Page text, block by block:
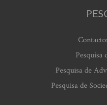
Pesquisa
Pesquisa de
Pesquisa de